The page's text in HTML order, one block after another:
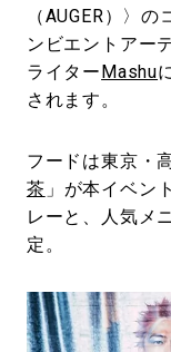
（AUGER）〉
ンビエントアー
ライター Mashu
されます。
フードは東京・
茶 」が本イベン
レーと、人気メ
定。